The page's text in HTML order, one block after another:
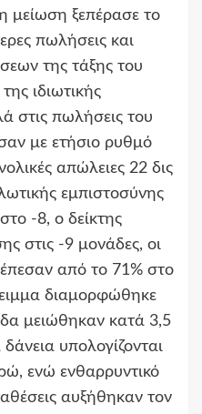
μείωση ξεπέρασε το
πωλήσεις και
της τάξης του
ιδιωτικής
στις πωλήσεις του
με ετήσιο ρυθμό
απώλειες 22 δις
εμπιστοσύνης
-8, ο δείκτης
στις -9 μονάδες, οι
έπεσαν από το 71% στο
διαμορφώθηκε
μειώθηκαν κατά 3,5
υπολογίζονται
ενώ ενθαρρυντικό
αυξήθηκαν τον